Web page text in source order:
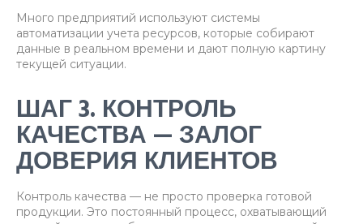
Много предприятий используют системы
автоматизации учета ресурсов, которые собирают
данные в реальном времени и дают полную картину
текущей ситуации.
ШАГ 3. КОНТРОЛЬ
КАЧЕСТВА — ЗАЛОГ
ДОВЕРИЯ КЛИЕНТОВ
Контроль качества — не просто проверка готовой
продукции. Это постоянный процесс, охватывающий